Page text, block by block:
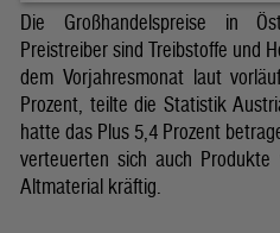
Die Großhandelspreise in
Preistreiber sind Treibstoffe und
dem Vorjahresmonat laut
Prozent, teilte die Statistik
hatte das Plus 5,4 Prozent
verteuerten sich auch
Altmaterial kräftig.